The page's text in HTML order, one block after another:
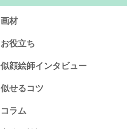
画材
お役立ち
似顔絵師インタビュー
似せるコツ
コラム